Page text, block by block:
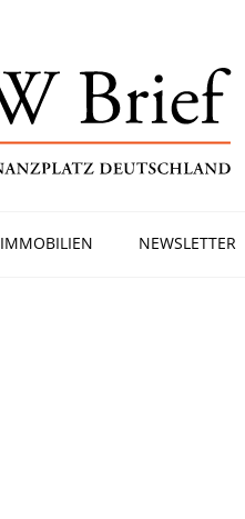
IMMOBILIEN NEWSLETTER